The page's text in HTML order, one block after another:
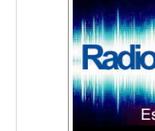
Ciencia, tecnología
Francés
Inglés
Desempolvando la